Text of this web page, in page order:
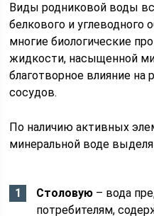
Виды родниковой воды
белкового и
многие биологические
жидкости, насыщенной
благотворное влияние на
сосудов.
По наличию активных
минеральной воде
Столовую – вода
потребителям,